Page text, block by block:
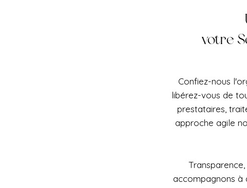
votre
Confiez-nous
libérez-vous de
prestataires,
approche agile
accompagnons à